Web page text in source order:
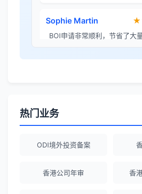
Sophie Martin
BOI申请非常顺利，节省了大
Robert Chen
热门业务
ODI境外投资备案
香港公司年审 香